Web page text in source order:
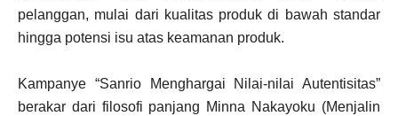
pelanggan, mulai dari kualitas produk di bawah standar
hingga potensi isu atas keamanan produk.
Kampanye “Sanrio Menghargai Nilai-nilai Autentisitas”
berakar dari filosofi panjang Minna Nakayoku (Menjalin